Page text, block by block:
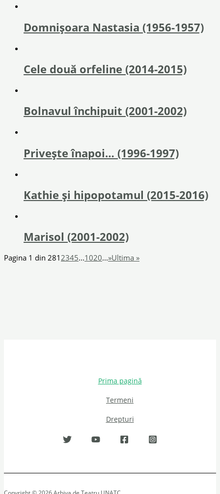
Domnișoara Nastasia (1956-1957)
Cele două orfeline (2014-2015)
Bolnavul închipuit (2001-2002)
Privește înapoi… (1996-1997)
Kathie și hipopotamul (2015-2016)
Marisol (2001-2002)
Pagina 1 din 2812345...1020...»Ultima »
Prima pagină
Termeni
Drepturi